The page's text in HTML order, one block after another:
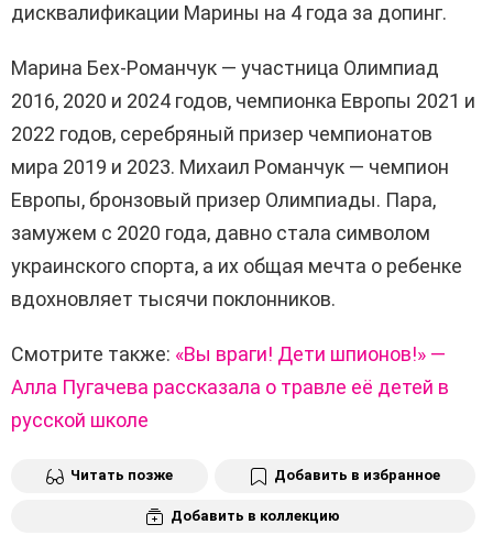
дисквалификации Марины на 4 года за допинг.
Марина Бех-Романчук — участница Олимпиад
2016, 2020 и 2024 годов, чемпионка Европы 2021 и
2022 годов, серебряный призер чемпионатов
мира 2019 и 2023. Михаил Романчук — чемпион
Европы, бронзовый призер Олимпиады. Пара,
замужем с 2020 года, давно стала символом
украинского спорта, а их общая мечта о ребенке
вдохновляет тысячи поклонников.
Смотрите также: «Вы враги! Дети шпионов!» —
Алла Пугачева рассказала о травле её детей в
русской школе
Читать позже Добавить в избранное
Добавить в коллекцию